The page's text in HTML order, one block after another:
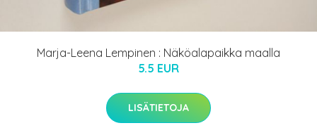
Marja-Leena Lempinen : Näköalapaikka maalla
5.5 EUR
LISÄTIETOJA